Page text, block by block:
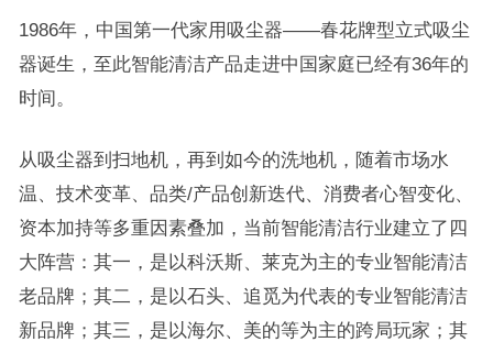
1986年，中国第一代家用吸尘器——春花牌型立式吸尘
器诞生，至此智能清洁产品走进中国家庭已经有36年的
时间。
从吸尘器到扫地机，再到如今的洗地机，随着市场水
温、技术变革、品类/产品创新迭代、消费者心智变化、
资本加持等多重因素叠加，当前智能清洁行业建立了四
大阵营：其一，是以科沃斯、莱克为主的专业智能清洁
老品牌；其二，是以石头、追觅为代表的专业智能清洁
新品牌；其三，是以海尔、美的等为主的跨局玩家；其